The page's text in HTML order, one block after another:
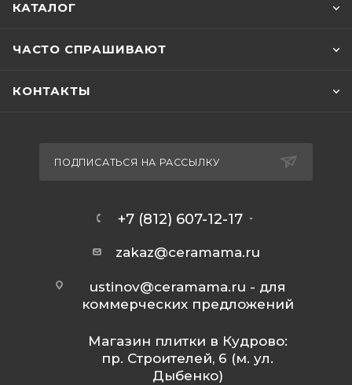
КАТАЛОГ
ЧАСТО СПРАШИВАЮТ
КОНТАКТЫ
ПОДПИСАТЬСЯ НА РАССЫЛКУ
+7 (812) 607-12-17
zakaz@ceramama.ru
ustinov@ceramama.ru - для
коммерческих предложений
Магазин плитки в Кудрово:
пр. Строителей, 6 (м. ул.
Дыбенко)